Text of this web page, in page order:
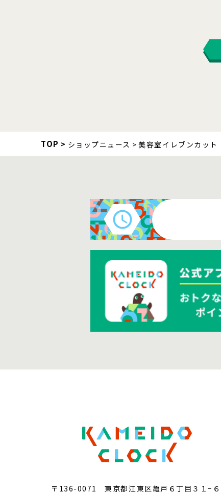
TOP ショップニュース 美容室イレブンカット
〒136-0071 東京都江東区亀戸６丁目３１−６